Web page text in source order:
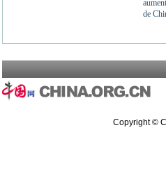
Copyright ©